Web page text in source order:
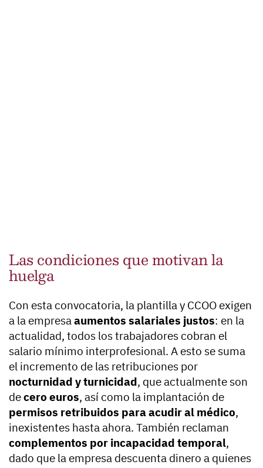
Las condiciones que motivan la
huelga
Con esta convocatoria, la plantilla y CCOO exigen
a la empresaaumentos salariales justos: en la
actualidad, todos los trabajadores cobran el
salario mínimo interprofesional. A esto se suma
el incremento de las retribuciones por
nocturnidad y turnicidad, que actualmente son
decero euros, así como la implantación de
permisos retribuidos para acudir al médico,
inexistentes hasta ahora. También reclaman
complementos por incapacidad temporal,
dado que la empresa descuenta dinero a quienes